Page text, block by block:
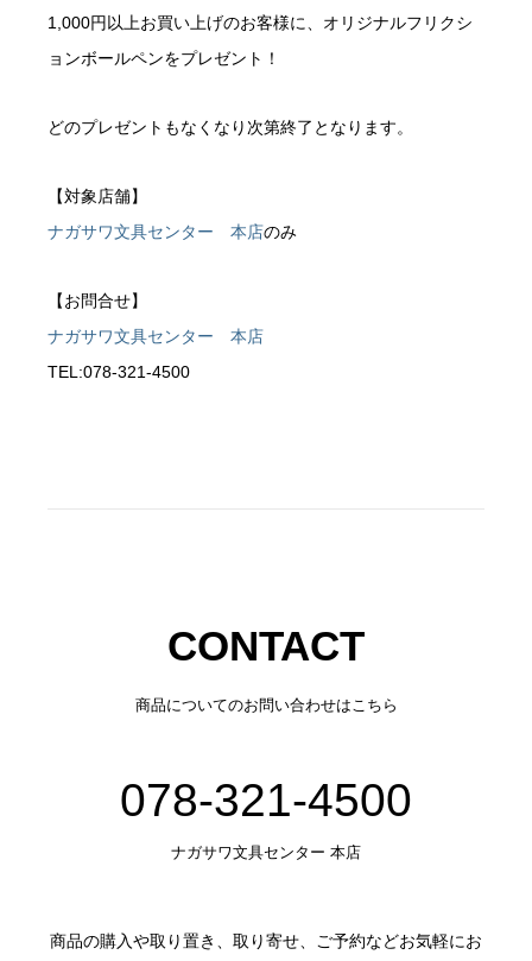
1,000円以上お買い上げのお客様に、オリジナルフリクシ
ョンボールペンをプレゼント！
どのプレゼントもなくなり次第終了となります。
【対象店舗】
ナガサワ文具センター 本店のみ
【お問合せ】
ナガサワ文具センター 本店
TEL:078-321-4500
CONTACT
商品についてのお問い合わせはこちら
078-321-4500
ナガサワ文具センター 本店
商品の購入や取り置き、取り寄せ、ご予約などお気軽にお